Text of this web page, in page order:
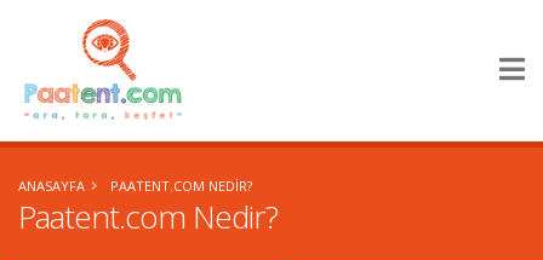
×
ANASAYFA PAATENT.COM NEDIR?
Paatent.com Nedir?